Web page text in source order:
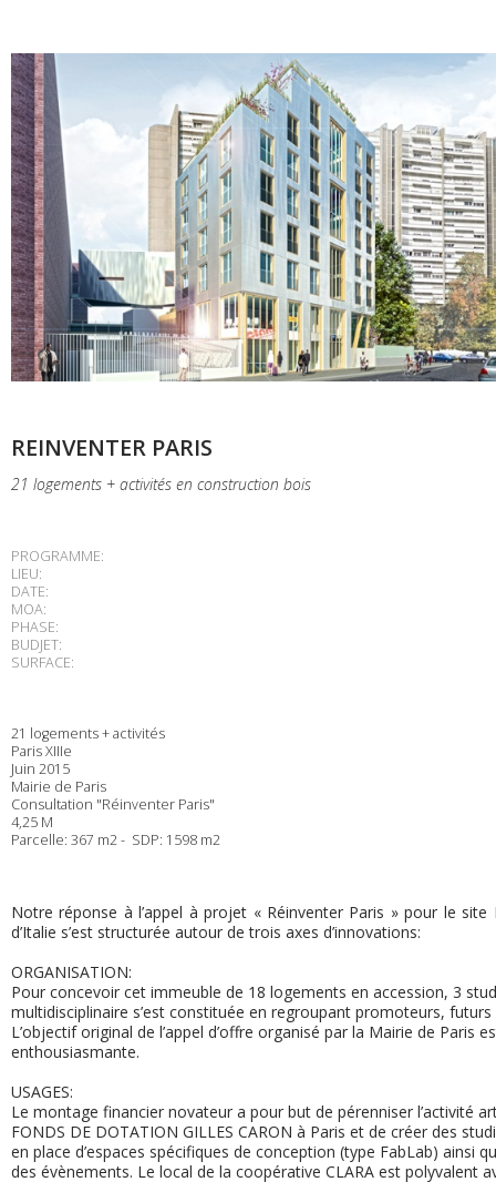
REINVENTER PARIS
21 logements + activités en construction bois
PROGRAMME:
LIEU:
DATE:
MOA:
PHASE:
BUDJET:
SURFACE:
21 logements + activités
Paris XIIIe
Juin 2015
Mairie de Paris
Consultation "Réinventer Paris"
4,25 M
Parcelle: 367 m2 - SDP: 1598 m2
Notre réponse à l’appel à projet « Réinventer Paris » pour le
d’Italie s’est structurée autour de trois axes d’innovations:
ORGANISATION:
Pour concevoir cet immeuble de 18 logements en accession, 3
multidisciplinaire s’est constituée en regroupant promoteurs,
L’objectif original de l’appel d’offre organisé par la Mairie de Paris
enthousiasmante.
USAGES:
Le montage financier novateur a pour but de pérenniser l’activité
FONDS DE DOTATION GILLES CARON à Paris et de créer des
en place d’espaces spécifiques de conception (type FabLab) ainsi
des évènements. Le local de la coopérative CLARA est polyvalent